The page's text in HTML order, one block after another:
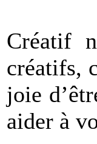
Créatif
créatifs,
joie
aider à